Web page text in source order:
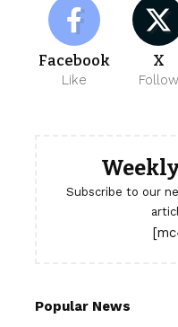
Facebook
Like
X
Follow
Subscribe to our
Popular News